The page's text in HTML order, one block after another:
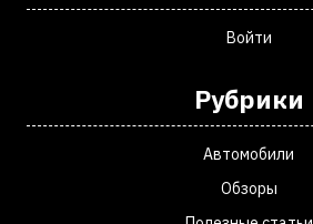
Войти
Рубрики
Автомобили
Обзоры